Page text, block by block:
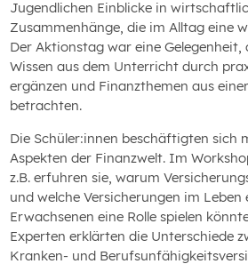
Jugendlichen Einblicke in
Zusammenhänge, die im Alltag eine
Der Aktionstag war eine Gelegenheit,
Wissen aus dem Unterricht durch
ergänzen und Finanzthemen aus
betrachten.
Die Schüler:innen beschäftigten sich
Aspekten der Finanzwelt. Im
z.B. erfuhren sie, warum
und welche Versicherungen im Leben
Erwachsenen eine Rolle spielen
Experten erklärten die Unterschiede
Kranken- und